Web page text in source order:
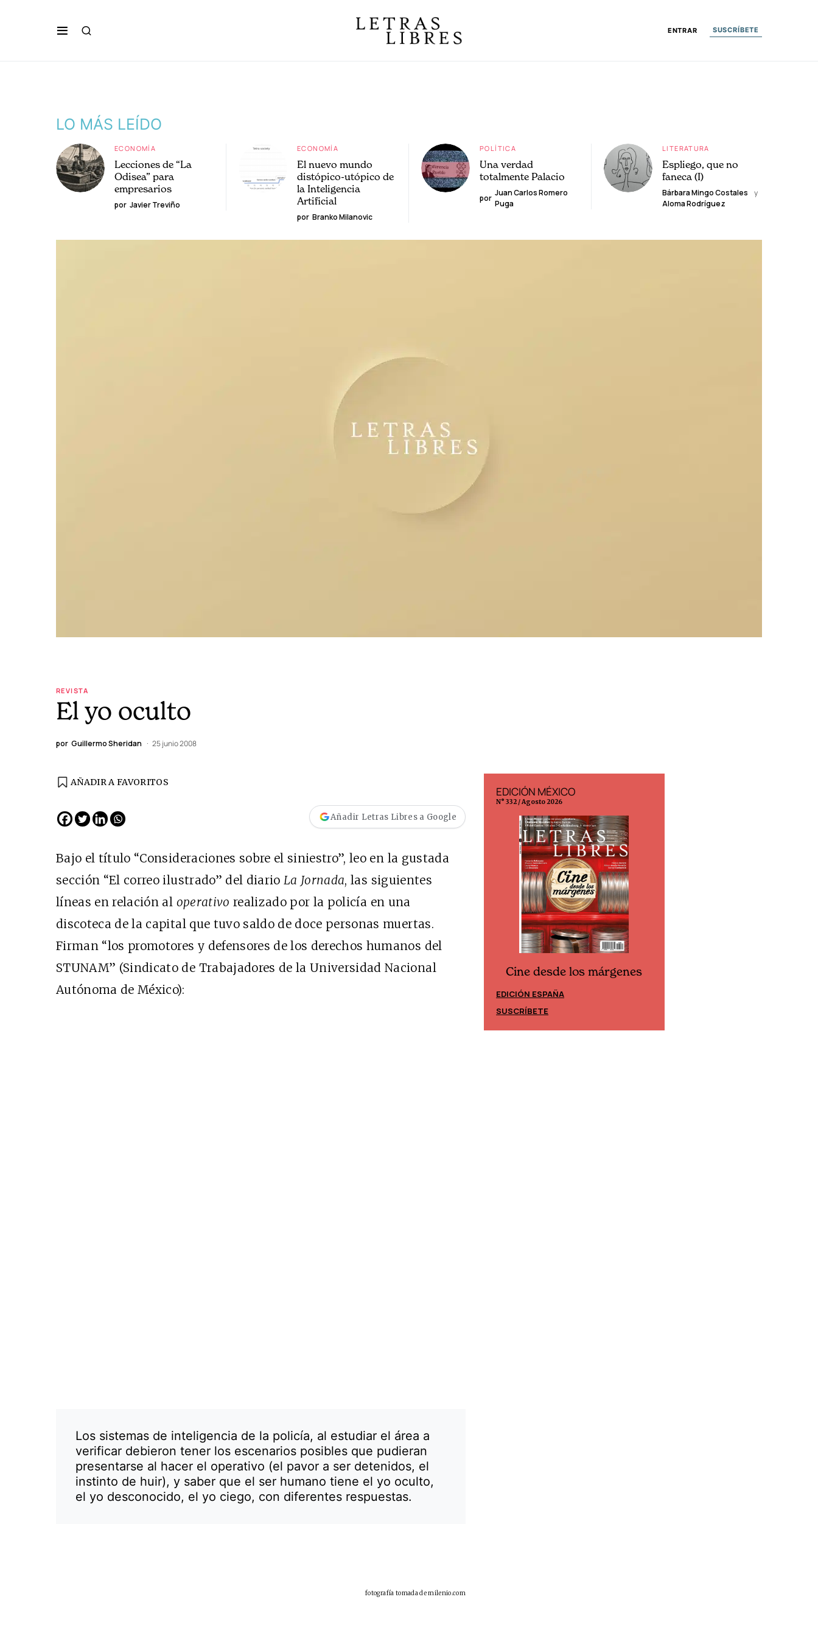
ENTRAR SUSCRÍBETE
LO MÁS LEÍDO
ECONOMÍA
Lecciones de “La
Odisea” para
empresarios
por Javier Treviño
ECONOMÍA
El nuevo mundo
distópico-utópico de
la Inteligencia
Artificial
por Branko Milanovic
POLÍTICA
Una verdad
totalmente Palacio
por
Juan Carlos Romero
Puga
LITERATURA
Espliego, que no
faneca (I)
Bárbara Mingo Costales
y
Aloma Rodríguez
REVISTA
El yo oculto
por Guillermo Sheridan 25 junio 2008
AÑADIR A FAVORITOS
Añadir Letras Libres a Google
Bajo el título “Consideraciones sobre el siniestro”, leo en la gustada
sección “El correo ilustrado” del diarioLa Jornada, las siguientes
líneas en relación al operativo realizado por la policía en una
discoteca de la capital que tuvo saldo de doce personas muertas.
Firman “los promotores y defensores de los derechos humanos del
STUNAM” (Sindicato de Trabajadores de la Universidad Nacional
Autónoma de México):
Los sistemas de inteligencia de la policía, al estudiar el área a
verificar debieron tener los escenarios posibles que pudieran
presentarse al hacer el operativo (el pavor a ser detenidos, el
instinto de huir), y saber que el ser humano tiene el yo oculto,
el yo desconocido, el yo ciego, con diferentes respuestas.
fotografía tomada de milenio.com
Cine desde los márgenes
EDICIÓN MÉXICO
N° 332 / Agosto 2026
Cine desde los márgenes
EDICIÓN ESPAÑA
SUSCRÍBETE